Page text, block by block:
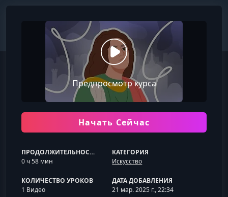
Предпросмотр курса
Начать Сейчас
ПРОДОЛЖИТЕЛЬНОСТЬ
0 ч 58 мин
КАТЕГОРИЯ
Искусство
КОЛИЧЕСТВО УРОКОВ
1 Видео
ДАТА ДОБАВЛЕНИЯ
21 мар. 2025 г., 22:34